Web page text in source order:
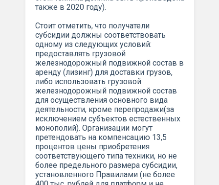
также в 2020 году).
Стоит отметить, что получатели
субсидии должны соответствовать
одному из следующих условий:
предоставлять грузовой
железнодорожный подвижной состав в
аренду (лизинг) для доставки грузов,
либо использовать грузовой
железнодорожный подвижной состав
для осуществления основного вида
деятельности, кроме перепродажи(за
исключением субъектов естественных
монополий). Организации могут
претендовать на компенсацию 13,5
процентов цены приобретения
соответствующего типа техники, но не
более предельного размера субсидии,
установленного Правилами (не более